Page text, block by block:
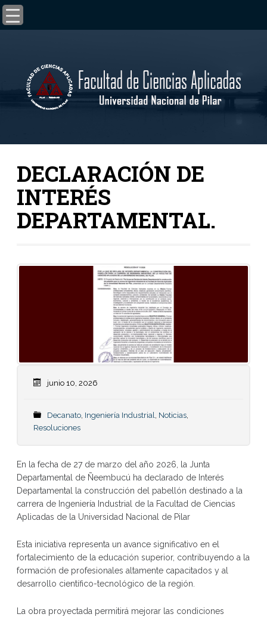
DECLARACIÓN DE
INTERÉS
DEPARTAMENTAL.
junio 10, 2026
Decanato, Ingeniería Industrial, Noticias,
Resoluciones
En la fecha de 27 de marzo del año 2026, la Junta
Departamental de Ñeembucú ha declarado de Interés
Departamental la construcción del pabellón destinado a la
carrera de Ingeniería Industrial de la Facultad de Ciencias
Aplicadas de la Universidad Nacional de Pilar
Esta iniciativa representa un avance significativo en el
fortalecimiento de la educación superior, contribuyendo a la
formación de profesionales altamente capacitados y al
desarrollo científico-tecnológico de la región.
La obra proyectada permitirá mejorar las condiciones